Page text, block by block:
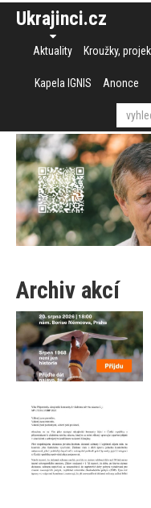
Ukrajinci.cz
Aktuality Kroužky,
Kapela IGNIS Anonce
Archiv akcí